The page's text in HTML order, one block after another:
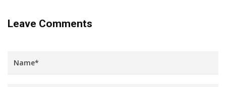
Leave Comments